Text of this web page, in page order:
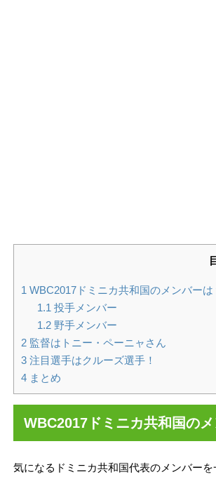
1 WBC2017ドミニカ共和国のメンバーは
1.1 投手メンバー
1.2野手メンバー
2 監督はトニー・ペーニャさん
3 注目選手はクルーズ選手！
4 まとめ
WBC2017ドミニカ共和国のメ
気になるドミニカ共和国代表のメンバーを